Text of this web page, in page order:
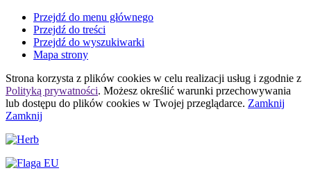
Przejdź do menu głównego
Przejdź do treści
Przejdź do wyszukiwarki
Mapa strony
Strona korzysta z plików cookies w celu realizacji usług i zgodnie z
Polityką prywatności. Możesz określić warunki przechowywania
lub dostępu do plików cookies w Twojej przeglądarce. Zamknij
Zamknij